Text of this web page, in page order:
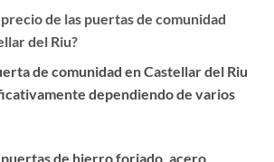
de las puertas de comunidad
del Riu?
de comunidad en Castellar del Riu
dependiendo de varios
puertas de hierro forjado, acero